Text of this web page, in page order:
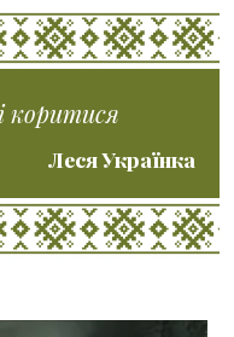
коритися
Леся Українка